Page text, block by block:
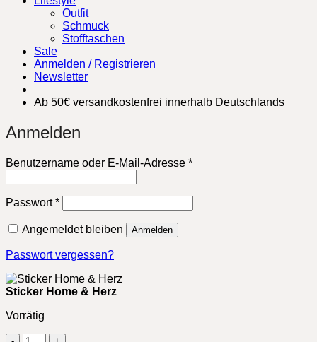
Outfit
Schmuck
Stofftaschen
Sale
Anmelden / Registrieren
Newsletter
Ab 50€ versandkostenfrei innerhalb Deutschlands
Anmelden
Benutzername oder E-Mail-Adresse *Erforderlich
Passwort*Erforderlich
Angemeldet bleiben Anmelden
Passwort vergessen?
Sticker Home & Herz
Vorrätig
Sticker